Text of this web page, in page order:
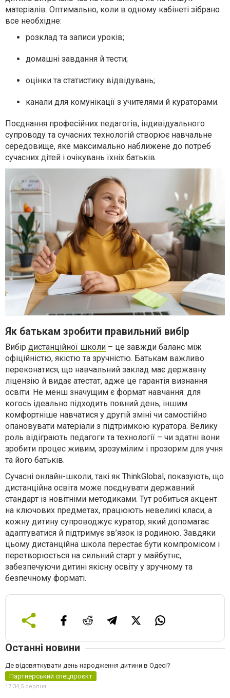
матеріалів. Оптимально, коли в одному кабінеті зібрано
все необхідне:
розклад та записи уроків;
домашні завдання й тести;
оцінки та статистику відвідувань;
канали для комунікації з учителями й кураторами.
Поєднання професійних педагогів, індивідуального
супроводу та сучасних технологій створює навчальне
середовище, яке максимально наближене до потреб
сучасних дітей і очікувань їхніх батьків.
Як батькам зробити правильний вибір
Вибір дистанційної школи – це завжди баланс між
офіційністю, якістю та зручністю. Батькам важливо
переконатися, що навчальний заклад має державну
ліцензію й видає атестат, адже це гарантія визнання
освіти. Не менш значущим є формат навчання: для
когось ідеально підходить повний день, іншим
комфортніше навчатися у другій зміні чи самостійно
опановувати матеріали з підтримкою куратора. Велику
роль відіграють педагоги та технології – чи здатні вони
зробити процес живим, зрозумілим і прозорим для учня
та його батьків.
Сучасні онлайн-школи, такі як ThinkGlobal, показують, що
дистанційна освіта може поєднувати державний
стандарт із новітніми методиками. Тут робиться акцент
на ключових предметах, працюють невеликі класи, а
кожну дитину супроводжує куратор, який допомагає
адаптуватися й підтримує зв’язок із родиною. Завдяки
цьому дистанційна школа перестає бути компромісом і
перетворюється на сильний старт у майбутнє,
забезпечуючи дитині якісну освіту у зручному та
безпечному форматі.
Останні новини
Де відсвяткувати день народження дитини в Одесі?
Партнерський спецпроєкт
17:34,5 серпня